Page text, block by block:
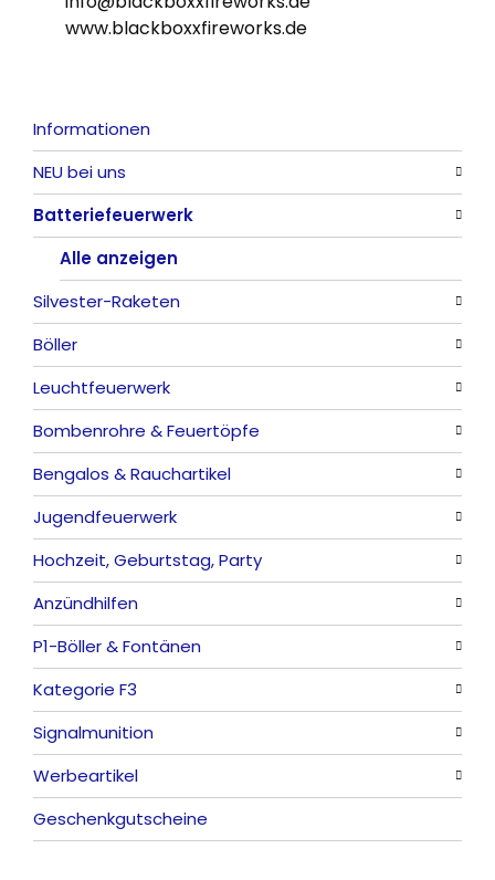
www.blackboxxfireworks.de
Informationen
NEU bei uns
Alle anzeigen
Batteriefeuerwerk
Alle anzeigen
Silvester-Raketen
Alle anzeigen
Böller
Alle anzeigen
China-Böller
Knaller / Kanonenschläge
Reibkopfknaller
Frösche, Pfeiffer
Leuchtfeuerwerk
Alle anzeigen
Vulkane
Fontänen
Sonnen
Feuervögel
Römische Lichter
Bombenrohre & Feuertöpfe
Alle anzeigen
Mit Rumms
Bezaubernde Effekte
Bengalos & Rauchartikel
Alle anzeigen
Bengalos
Rauchartikel
Jugendfeuerwerk
Alle anzeigen
Hochzeit, Geburtstag, Party
Alle anzeigen
Feuerschriften
Indoor-Fontänen
Herz- und Konfetti-Shooter
Wunderkerzen, Fackeln
Tischfeuerwerk
Anzündhilfen
Alle anzeigen
P1-Böller & Fontänen
Alle anzeigen
Kategorie F3
Alle anzeigen
Signalmunition
Alle anzeigen
Platzpatronen
Werbeartikel
Alle anzeigen
Geschenkgutscheine